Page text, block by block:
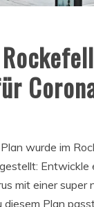
wurde im
Entwickle
mit einer super
Plan